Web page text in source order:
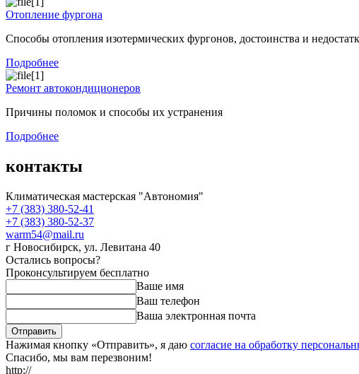
Отопление фургона
Способы отопления изотермических фургонов, достоинства и
Подробнее
Ремонт автокондиционеров
Причины поломок и способы их устранения
Подробнее
контакты
Климатическая мастерская "Автономия"
+7 (383) 380-52-41
+7 (383) 380-52-37
warm54@mail.ru
г Новосибирск, ул. Левитана 40
Остались вопросы?
Проконсультируем бесплатно
Ваше имя
Ваш телефон
Ваша электронная почта
Отправить
Нажимая кнопку «Отправить», я даю согласие на обработку
Спасибо, мы вам перезвоним!
http://